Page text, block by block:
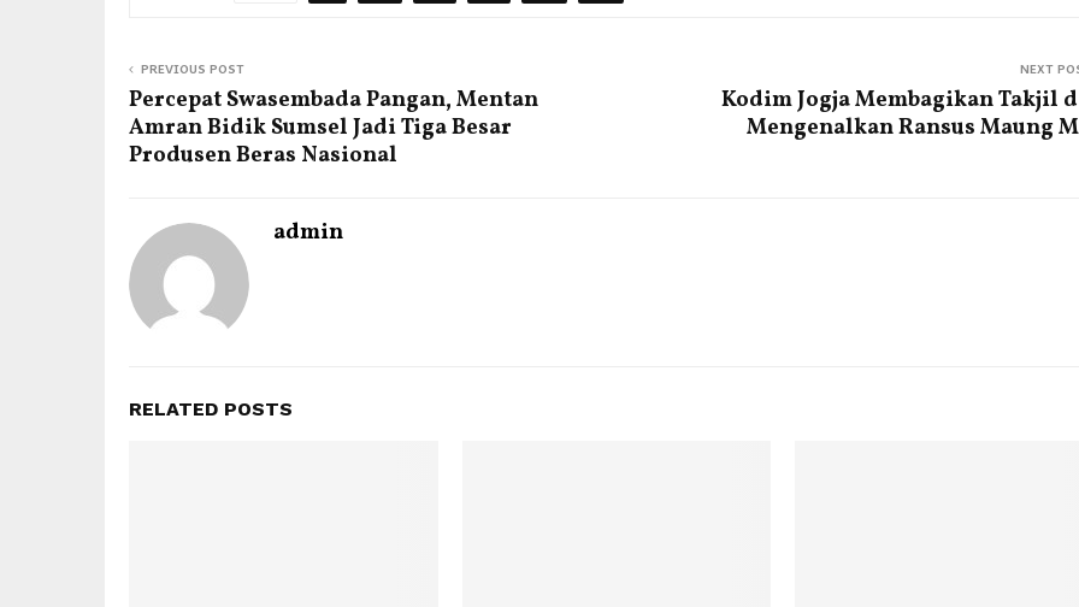
PREVIOUS POST
Percepat Swasembada Pangan, Mentan
Amran Bidik Sumsel Jadi Tiga Besar
Produsen Beras Nasional
NEXT
Kodim Jogja Membagikan Takjil
Mengenalkan Ransus Maung
admin
RELATED POSTS